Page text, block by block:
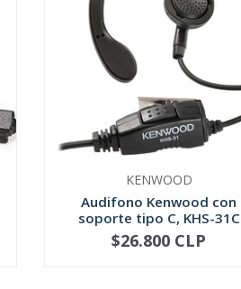
KENWOOD
Audifono Kenwood con
soporte tipo C, KHS-31C
+
$26.800 CLP